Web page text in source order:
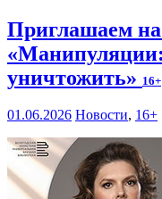
Приглашаем на
уничтожить» 16+
01.06.2026 Новости, 16+